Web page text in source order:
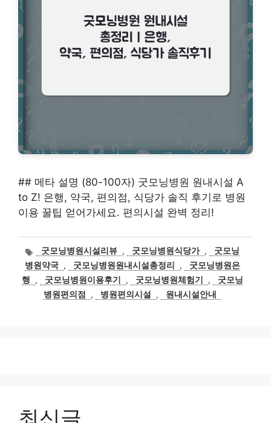
## 메타 설명 (80-100자) 굿모닝병원 원내시설 A
to Z! 은행, 약국, 편의점, 식당가 솔직 후기로 병원
이용 꿀팁 얻어가세요. 편의시설 완벽 정리!
태
그
굿모닝병원시설리뷰 , 굿모닝병원식당가 ,
굿모닝
병원약국 , 굿모닝병원원내시설총정리 ,
굿모닝병원은
행
, 굿모닝병원이용후기 , 굿모닝병원체험기 ,
굿모닝
병원편의점
, 병원편의시설 , 원내시설안내
최신글